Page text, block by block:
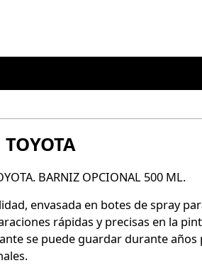
BARNIZ OPCIONAL 500 ML.
envasada en botes de spray
rápidas y precisas en la
se puede guardar durante años